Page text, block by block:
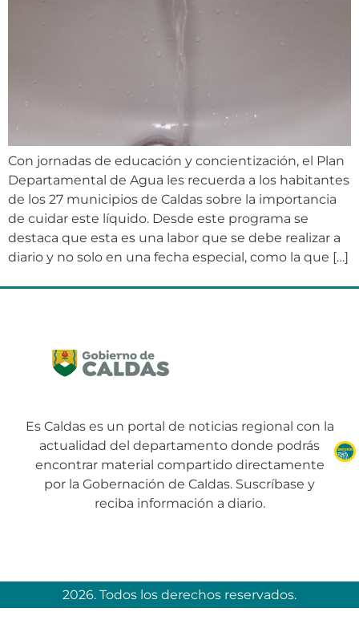
Con jornadas de educación y concientización, el Plan
Departamental de Agua les recuerda a los habitantes
de los 27 municipios de Caldas sobre la importancia
de cuidar este líquido. Desde este programa se
destaca que esta es una labor que se debe realizar a
diario y no solo en una fecha especial, como la que […]
Es Caldas es un portal de noticias regional con la
actualidad del departamento donde podrás
encontrar material compartido directamente
por la Gobernación de Caldas. Suscríbase y
reciba información a diario.
2026. Todos los derechos reservados.